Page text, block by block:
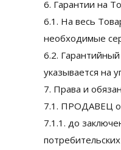
6. Гарантии на
6.1. На весь
необходимые
6.2.
указывается на
7. Права и
7.1. ПРОДАВЕЦ
7.1.1. до